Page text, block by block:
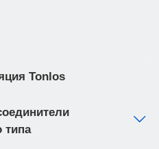
Tonlos
типа